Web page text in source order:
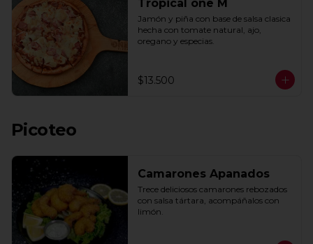
Tropical one M
Jamón y piña con base de salsa clasica
hecha con tomate natural, ajo,
oregano y especias.
$13.500
Picoteo
Camarones Apanados
Trece deliciosos camarones rebozados
con salsa tártara, acompáñalos con
limón.